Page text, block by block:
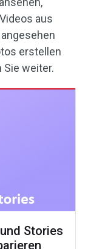
aus
erstellen
Sie weiter.
Stories